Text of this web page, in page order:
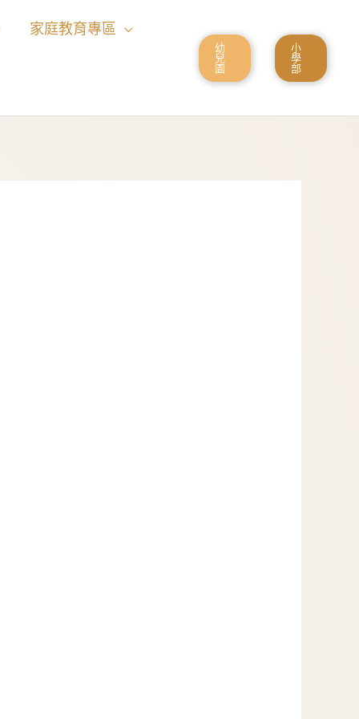
家庭教育專區
幼
兒
園
小
學
部